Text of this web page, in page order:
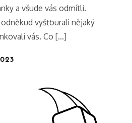
a všude vás odmítli.
vyšťourali nějaký
vás. Co […]